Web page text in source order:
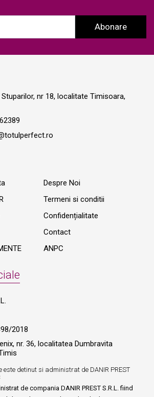
Abonare
nr 18, localitate Timisoara,
Despre Noi
Termeni si conditii
Confidențialitate
Contact
ANPC
2018
nr. 36, localitatea Dumbravita
este detinut si administrat de DANIR PREST
de compania DANIR PREST S.R.L. fiind